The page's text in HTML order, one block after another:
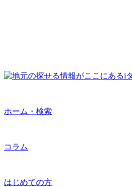
ホーム・検索
コラム
はじめての方